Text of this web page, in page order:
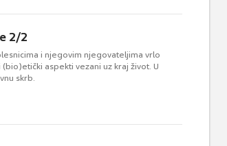
2/2
i njegovim njegovateljima vrlo
aspekti vezani uz kraj život. U
skrb.